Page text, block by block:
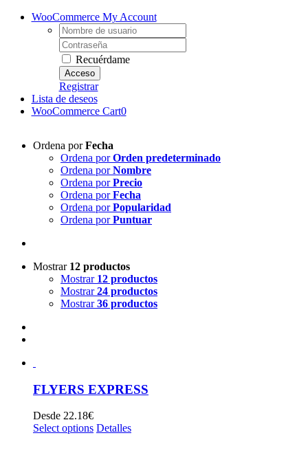
WooCommerce My Account
Username:
Contraseña
Recuérdame
Registrar
Lista de deseos
WooCommerce Cart0
Ordena porFecha
Ordena porOrden predeterminado
Ordena porNombre
Ordena porPrecio
Ordena porFecha
Ordena porPopularidad
Ordena porPuntuar
Mostrar 12 productos
Mostrar 12 productos
Mostrar24 productos
Mostrar36 productos
FLYERS EXPRESS
Desde 22.18€
Select options Detalles